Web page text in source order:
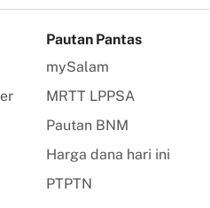
Pautan Pantas
mySalam
MRTT LPPSA
Pautan BNM
Harga dana hari ini
PTPTN